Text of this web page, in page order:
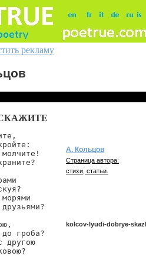
рекламу
гроба?
другою
А. Кольцов
Страница автора:
стихи, статьи.
kolcov-lyudi-dobrye-